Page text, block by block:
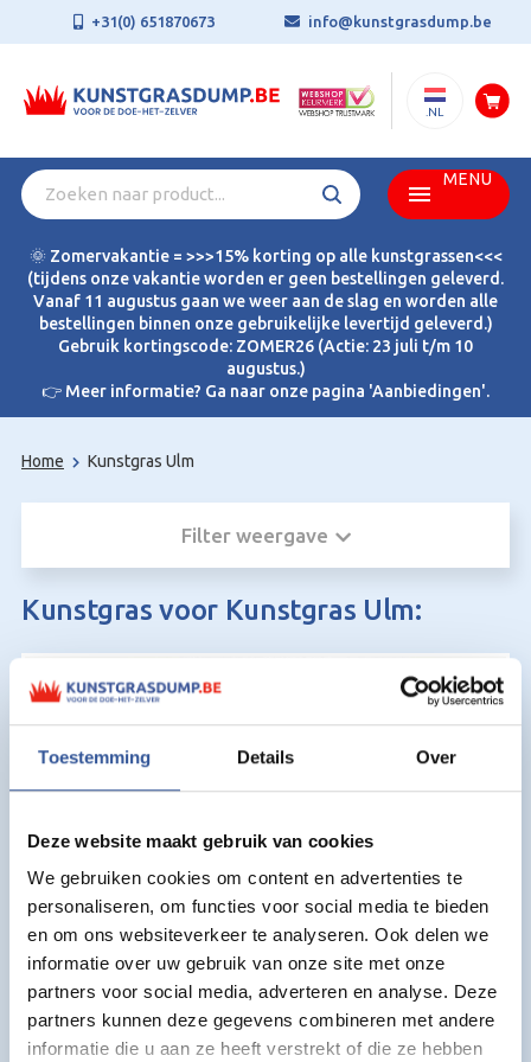
Toestemming Details Over
Deze website maakt gebruik van cookies
We gebruiken cookies om content en advertenties te
personaliseren, om functies voor social media te bieden
en om ons websiteverkeer te analyseren. Ook delen we
informatie over uw gebruik van onze site met onze
partners voor social media, adverteren en analyse. Deze
partners kunnen deze gegevens combineren met andere
informatie die u aan ze heeft verstrekt of die ze hebben
+31(0) 651870673 info@kunstgrasdump.be
.NL
MENU
🌞 Zomervakantie = >>>15% korting op alle kunstgrassen<<<
(tijdens onze vakantie worden er geen bestellingen geleverd.
Vanaf 11 augustus gaan we weer aan de slag en worden alle
bestellingen binnen onze gebruikelijke levertijd geleverd.)
Gebruik kortingscode: ZOMER26 (Actie: 23 juli t/m 10
augustus.)
👉 Meer informatie? Ga naar onze pagina 'Aanbiedingen'.
Home Kunstgras Ulm
Filter weergave
Kunstgras voor Kunstgras Ulm:
Verrassend betaalbaar